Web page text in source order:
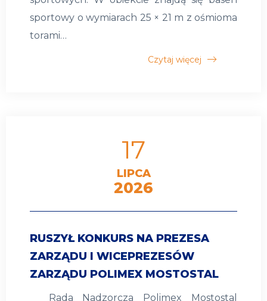
sportowy o wymiarach 25 × 21 m z ośmioma
torami…
Czytaj więcej
17
LIPCA
2026
RUSZYŁ KONKURS NA PREZESA
ZARZĄDU I WICEPREZESÓW
ZARZĄDU POLIMEX MOSTOSTAL
Rada Nadzorcza Polimex Mostostal